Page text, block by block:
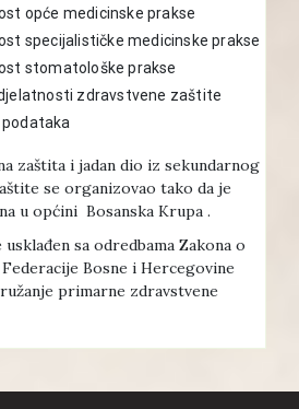
opće medicinske prakse
specijalističke medicinske prakse
stomatološke prakse
zdravstvene zaštite
podataka
zaštita i jadan dio iz sekundarnog
se organizovao tako da je
u općini Bosanska Krupa .
sa odredbama Zakona o
Bosne i Hercegovine
primarne zdravstvene